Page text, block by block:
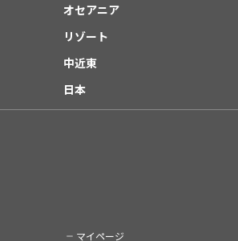
オセアニア
リゾート
中近東
日本
マイページ